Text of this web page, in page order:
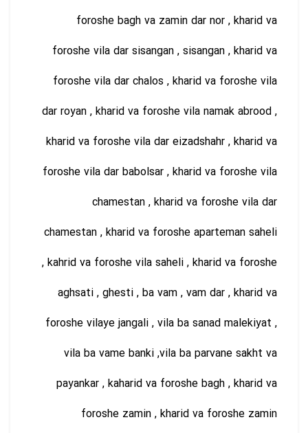
foroshe bagh va zamin dar nor , kharid va
foroshe vila dar sisangan , sisangan , kharid va
foroshe vila dar chalos , kharid va foroshe vila
dar royan , kharid va foroshe vila namak abrood ,
kharid va foroshe vila dar eizadshahr , kharid va
foroshe vila dar babolsar , kharid va foroshe vila
chamestan , kharid va foroshe vila dar
chamestan , kharid va foroshe aparteman saheli
, kahrid va foroshe vila saheli , kharid va foroshe
aghsati , ghesti , ba vam , vam dar , kharid va
foroshe vilaye jangali , vila ba sanad malekiyat ,
vila ba vame banki ,vila ba parvane sakht va
payankar , kaharid va foroshe bagh , kharid va
foroshe zamin , kharid va foroshe zamin